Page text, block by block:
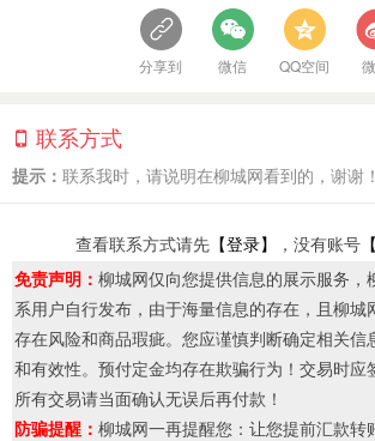
分享到 微信 QQ空间
联系方式
提示： 联系我时，请说明在柳城网看到的，谢谢！
查看联系方式请先 【登录】 ，没有账号
免责声明： 柳城网仅向您提供信息的展示服务，
系用户自行发布，由于海量信息的存在，且柳城
存在风险和商品瑕疵。您应谨慎判断确定相关信
和有效性。预付定金均存在欺骗行为！交易时应
所有交易请当面确认无误后再付款！
防骗提醒： 柳城网一再提醒您：让您提前汇款转